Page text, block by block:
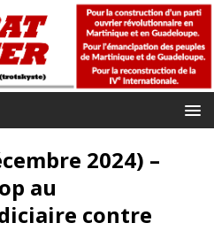
2024) –
au
contre